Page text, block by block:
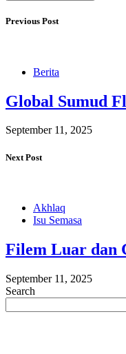
Previous Post
Berita
Global Sumud
September 11, 2025
Next Post
Akhlaq
Isu Semasa
Filem Luar dan
September 11, 2025
Search